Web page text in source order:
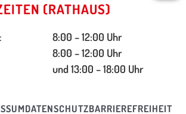
(RATHAUS)
8:00 – 12:00 Uhr
8:00 – 12:00 Uhr
und 13:00 – 18:00 Uhr
DATENSCHUTZBARRIEREFREIHEIT